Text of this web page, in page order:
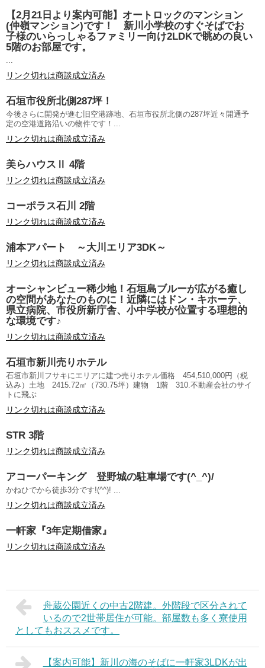
【2月21日より案内可能】オートロックのマンション
(仲嶺マンション)です！ 新川小学校のすぐそばでお
子様のいらっしゃるファミリー向け2LDKで眺めの良い
5階のお部屋です。
...
リンク切れは商談成立済み
石垣市役所北側287坪！
今後さらに開発が進む旧空港跡地、石垣市役所北側の287坪近々開通予
定の空港道路沿いの物件です！...
リンク切れは商談成立済み
美らハウスⅡ 4階
リンク切れは商談成立済み
コーポラス石川 2階
リンク切れは商談成立済み
浦本アパート ～大川エリア3DK～
リンク切れは商談成立済み
オーシャンビュー稀少地！石垣島ブルーが広がる癒し
の空間があなたのものに！近隣にはドン・キホーテ、
県立病院、市役所新庁舎、小中学校が位置する理想的
な環境です♪
リンク切れは商談成立済み
石垣市新川売りホテル
石垣市新川フサキにエリアに建つ売りホテル価格 454,510,000円（税
込み）土地 2415.72㎡（730.75坪）建物 1階 310.不動産会社のサイ
トに飛ぶ
リンク切れは商談成立済み
STR 3階
リンク切れは商談成立済み
アコーパーキング 登野城の駐車場です(^_^)/
かねひでから徒歩3分です!(^^)! ...
リンク切れは商談成立済み
一軒家『3年定期借家』
リンク切れは商談成立済み
舟蔵公園近くの中古2階建。外階段で区分されて
いるので2世帯居住が可能。部屋数も多く寮使用
としてもおススメです。
【案内可能】新川の海のそばに一軒家3LDKが出